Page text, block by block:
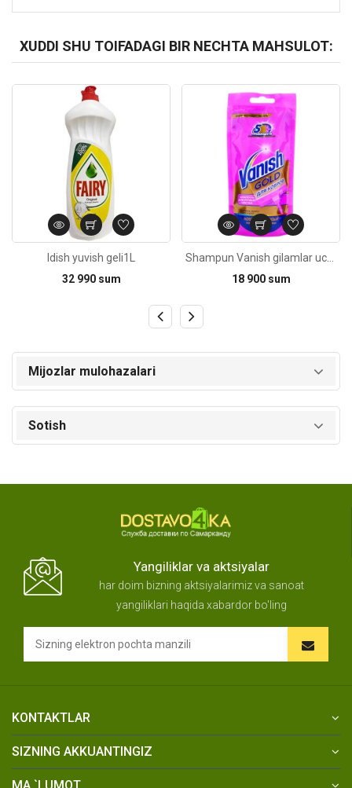
XUDDI SHU TOIFADAGI BIR NECHTA MAHSULOT:
Idish yuvish geli1L
32 990 sum
18 900 sum
Kod: 3563
Mijozlar mulohazalari
Sotish
Yangiliklar va aktsiyalar
har doim bizning aktsiyalarimiz va sanoat
yangiliklari haqida xabardor bo'ling
KONTAKTLAR
SIZNING AKKUANTINGIZ
MA `LUMOT